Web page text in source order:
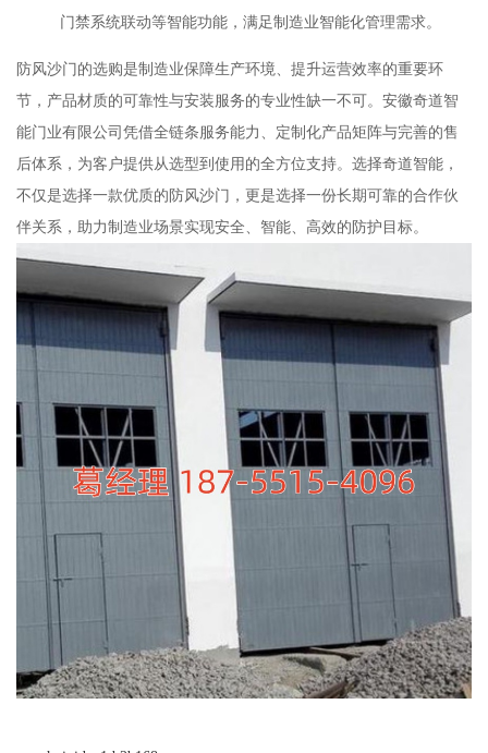
门禁系统联动等智能功能，满足制造业智能化管理需求。
防风沙门的选购是制造业保障生产环境、提升运营效率的重要环
节，产品材质的可靠性与安装服务的专业性缺一不可。安徽奇道智
能门业有限公司凭借全链条服务能力、定制化产品矩阵与完善的售
后体系，为客户提供从选型到使用的全方位支持。选择奇道智能，
不仅是选择一款优质的防风沙门，更是选择一份长期可靠的合作伙
伴关系，助力制造业场景实现安全、智能、高效的防护目标。